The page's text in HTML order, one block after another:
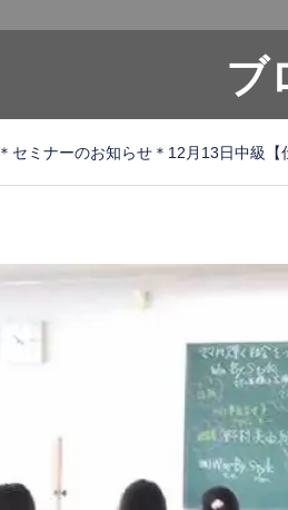
ブ
＊セミナーのお知らせ＊12月13日中級